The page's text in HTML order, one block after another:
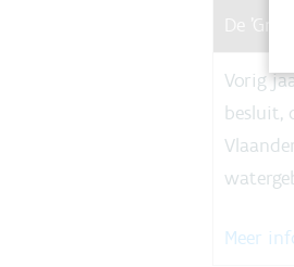
Vorig
besluit,
Meer